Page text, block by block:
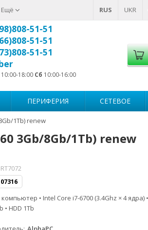
RUS UKR
Ещё
51-51
51-51
51-51
10:00-18:00 Сб 10:00-16:00
ПЕРИФЕРИЯ СЕТЕВОЕ
1Tb) renew
3Gb/8Gb/1Tb) renew
RT7072
• Intel Core i7-6700 (3.4Ghz × 4 ядра) •
• HDD 1Tb